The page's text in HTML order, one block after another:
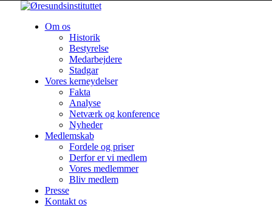
Om os
Historik
Bestyrelse
Medarbejdere
Stadgar
Vores kerneydelser
Fakta
Analyse
Netværk og konference
Nyheder
Medlemskab
Fordele og priser
Derfor er vi medlem
Vores medlemmer
Bliv medlem
Presse
Kontakt os